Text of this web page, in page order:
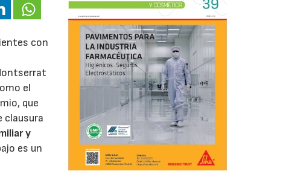
con
el
que
clausura
y
es un